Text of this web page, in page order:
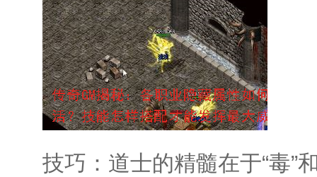
技巧：道士的精髓在于“毒”